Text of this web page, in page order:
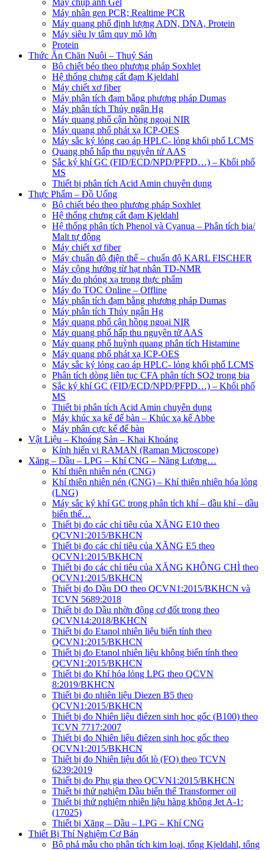
Máy chụp ảnh Gel
Máy nhân gen PCR; Realtime PCR
Máy quang phổ định lượng ADN, DNA, Protein
Máy siêu ly tâm quy mô lớn
Protein
Thức Ăn Chăn Nuôi – Thuỷ Sản
Bộ chiết béo theo phương pháp Soxhlet
Hệ thống chưng cất đạm Kjeldahl
Máy chiết xơ fiber
Máy phân tích đạm bằng phương pháp Dumas
Máy phân tích Thủy ngân Hg
Máy quang phổ cận hồng ngoại NIR
Máy quang phổ phát xạ ICP-OES
Máy sắc ký lỏng cao áp HPLC- lỏng khối phổ LCMS
Quang phổ hấp thu nguyên tử AAS
Sắc ký khí GC (FID/ECD/NPD/PFPD…) – Khối phổ
MS
Thiết bị phân tích Acid Amin chuyên dụng
Thực Phẩm – Đồ Uống
Bộ chiết béo theo phương pháp Soxhlet
Hệ thống chưng cất đạm Kjeldahl
Hệ thống phân tích Phenol và Cyanua – Phân tích bia/
Malt tự động
Máy chiết xơ fiber
Máy chuẩn độ điện thế – chuẩn độ KARL FISCHER
Máy cộng hưởng từ hạt nhân TD-NMR
Máy đo phóng xạ trong thực phẩm
Máy đo TOC Online – Offline
Máy phân tích đạm bằng phương pháp Dumas
Máy phân tích Thủy ngân Hg
Máy quang phổ cận hồng ngoại NIR
Máy quang phổ hấp thu nguyên tử AAS
Máy quang phổ huỳnh quang phân tích Histamine
Máy quang phổ phát xạ ICP-OES
Máy sắc ký lỏng cao áp HPLC- lỏng khối phổ LCMS
Phân tích dòng liên tục CFA phân tích SO2 trong bia
Sắc ký khí GC (FID/ECD/NPD/PFPD…) – Khối phổ
MS
Thiết bị phân tích Acid Amin chuyên dụng
Máy khúc xạ kế để bàn – Khúc xạ kế Abbe
Máy phân cực kế để bàn
Vật Liệu – Khoáng Sản – Khai Khoáng
Kính hiển vi RAMAN (Raman Microscope)
Xăng – Dầu – LPG – Khí CNG – Năng Lượng…
Khí thiên nhiên nén (CNG)
Khí thiên nhiên nén (CNG) – Khí thiên nhiên hóa lỏng
(LNG)
Máy sắc ký khí GC trong phân tích khí – dầu khí – dầu
biến thế…
Thiết bị đo các chỉ tiêu của XĂNG E10 theo
QCVN1:2015/BKHCN
Thiết bị đo các chỉ tiêu của XĂNG E5 theo
QCVN1:2015/BKHCN
Thiết bị đo các chỉ tiêu của XĂNG KHÔNG CHÌ theo
QCVN1:2015/BKHCN
Thiết bị đo Dầu DO theo QCVN1:2015/BKHCN và
TCVN 5689:2018
Thiết bị đo Dầu nhờn động cơ đốt trong theo
QCVN14:2018/BKHCN
Thiết bị đo Etanol nhiên liệu biến tính theo
QCVN1:2015/BKHCN
Thiết bị đo Etanol nhiên liệu không biến tính theo
QCVN1:2015/BKHCN
Thiết bị đo Khí hóa lỏng LPG theo QCVN
8:2019/BKHCN
Thiết bị đo nhiên liệu Diezen B5 theo
QCVN1:2015/BKHCN
Thiết bị đo Nhiên liệu điêzen sinh học gốc (B100) theo
TCVN 7717:2007
Thiết bị đo Nhiên liệu điêzen sinh học gốc theo
QCVN1:2015/BKHCN
Thiết bị đo Nhiên liệu đốt lò (FO) theo TCVN
6239:2019
Thiết bị đo Phụ gia theo QCVN1:2015/BKHCN
Thiết bị thử nghiệm Dầu biến thế Transformer oil
Thiết bị thử nghiệm nhiên liệu hàng không Jet A-1:
(17025)
Thiết bị Xăng – Dầu – LPG – Khí CNG
Thiết Bị Thí Nghiệm Cơ Bản
Bộ phá mẫu cho phân tích kim loại, tổng Kjeldahl, tổng